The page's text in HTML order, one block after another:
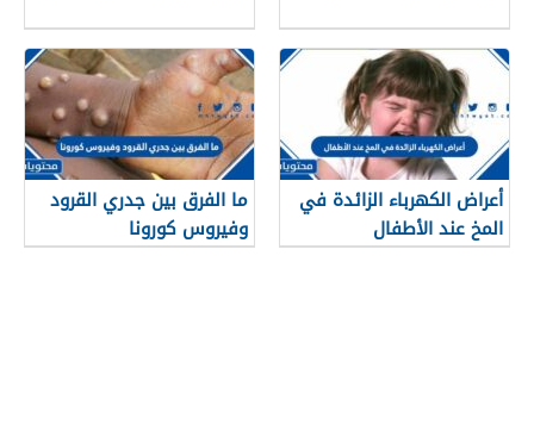
أعراض الكهرباء الزائدة في
المخ عند الأطفال
ما الفرق بين جدري القرود
وفيروس كورونا